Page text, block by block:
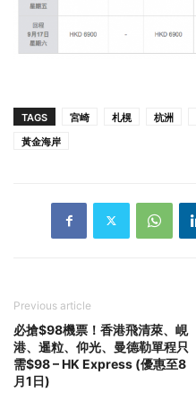
TAGS 宮崎 札榥 杭洲
黃金海岸
Previous article
必搶$98機票！香港飛清萊、峴
港、暹粒、仰光、曼德勒單程只
需$98 – HK Express (優惠至8
月1日)